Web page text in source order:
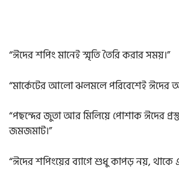
“ঈদের শপিং মানেই স্মৃতি তৈরি করার সময়।”
“মার্কেটের আলো ঝলমলে পরিবেশেই ঈদের
“পছন্দের জুতা আর মিলিয়ে পোশাক ঈদের
জমজমাট।”
“ঈদের শপিংয়ের ব্যাগে শুধু কাপড় নয়, থাকে